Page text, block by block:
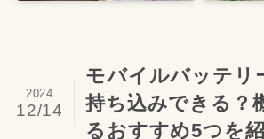
モバイルバッテリ
持ち込みできる？
るおすすめ5つを
2024
12/14